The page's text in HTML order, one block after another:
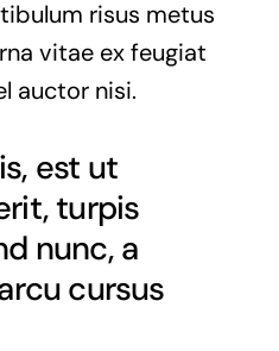
risus metus
vitae ex feugiat
auctor nisi.
est ut
turpis
nunc, a
cursus